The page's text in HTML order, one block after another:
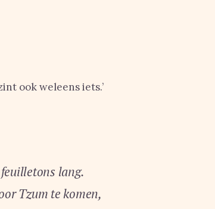
ook weleens iets.’
lang.
Tzum te komen,